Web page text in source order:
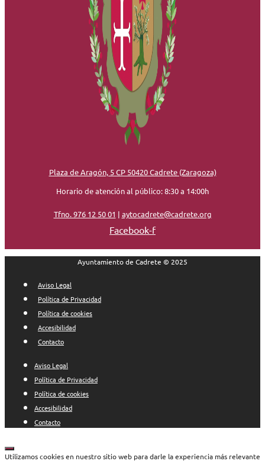
Plaza de Aragón, 5 CP 50420 Cadrete (Zaragoza)
Horario de atención al público: 8:30 a 14:00h
Tfno. 976 12 50 01 | aytocadrete@cadrete.org
Facebook-f
Ayuntamiento de Cadrete © 2025
Aviso Legal
Política de Privacidad
Política de cookies
Accesibilidad
Contacto
Aviso Legal
Política de Privacidad
Política de cookies
Accesibilidad
Contacto
Cerrar
Utilizamos cookies en nuestro sitio web para darle la experiencia más relevante